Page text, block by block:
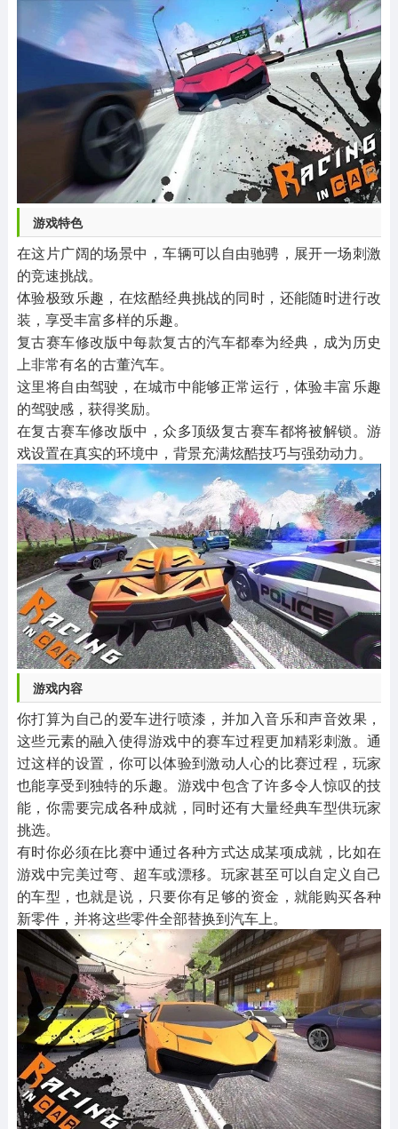
游戏特色
在这片广阔的场景中，车辆可以自由驰骋，展开一场刺激
的竞速挑战。
体验极致乐趣，在炫酷经典挑战的同时，还能随时进行改
装，享受丰富多样的乐趣。
复古赛车修改版中每款复古的汽车都奉为经典，成为历史
上非常有名的古董汽车。
这里将自由驾驶，在城市中能够正常运行，体验丰富乐趣
的驾驶感，获得奖励。
在复古赛车修改版中，众多顶级复古赛车都将被解锁。游
戏设置在真实的环境中，背景充满炫酷技巧与强劲动力。
游戏内容
你打算为自己的爱车进行喷漆，并加入音乐和声音效果，
这些元素的融入使得游戏中的赛车过程更加精彩刺激。通
过这样的设置，你可以体验到激动人心的比赛过程，玩家
也能享受到独特的乐趣。游戏中包含了许多令人惊叹的技
能，你需要完成各种成就，同时还有大量经典车型供玩家
挑选。
有时你必须在比赛中通过各种方式达成某项成就，比如在
游戏中完美过弯、超车或漂移。玩家甚至可以自定义自己
的车型，也就是说，只要你有足够的资金，就能购买各种
新零件，并将这些零件全部替换到汽车上。